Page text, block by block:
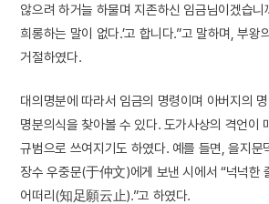
않으려 하거늘 하물며 지존하신 임금님이겠습니
희롱하는 말이 없다.’고 합니다.”고 말하며, 부왕
거절하였다.
대의명분에 따라서 임금의 명령이며 아버지의
명분의식을 찾아볼 수 있다. 도가사상의 격언이
규범으로 쓰여지기도 하였다. 예를 들면, 을지
장수 우중문(于仲文)에게 보낸 시에서 “넉넉한
어떠리(知足願云止).”고 하였다.